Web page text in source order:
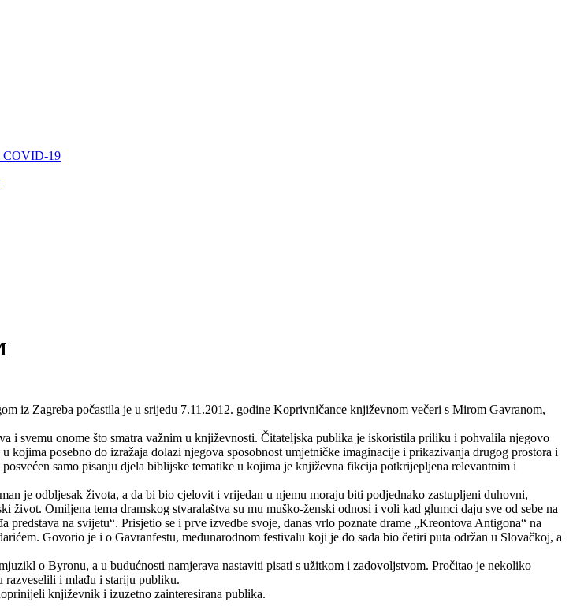
COVID-19
iz Zagreba počastila je u srijedu 7.11.2012. godine Koprivničance književnom večeri s Mirom Gavranom,
i svemu onome što smatra važnim u književnosti. Čitateljska publika je iskoristila priliku i pohvalila njegovo
kojima posebno do izražaja dolazi njegova sposobnost umjetničke imaginacije i prikazivanja drugog prostora i
samo pisanju djela biblijske tematike u kojima je književna fikcija potkrijepljena relevantnim i
je odbljesak života, a da bi bio cjelovit i vrijedan u njemu moraju biti podjednako zastupljeni duhovni,
Omiljena tema dramskog stvaralaštva su mu muško-ženski odnosi i voli kad glumci daju sve od sebe na
na svijetu“. Prisjetio se i prve izvedbe svoje, danas vrlo poznate drame „Kreontova Antigona“ na
Govorio je i o Gavranfestu, međunarodnom festivalu koji je do sada bio četiri puta održan u Slovačkoj, a
o Byronu, a u budućnosti namjerava nastaviti pisati s užitkom i zadovoljstvom. Pročitao je nekoliko
razveselili i mlađu i stariju publiku.
književnik i izuzetno zainteresirana publika.